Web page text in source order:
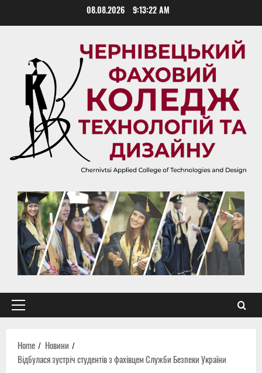
08.08.2026 9:13:22 AM
Primary
Home
Новини
Відбулася зустріч студентів з фахівцем Служби Безпеки України